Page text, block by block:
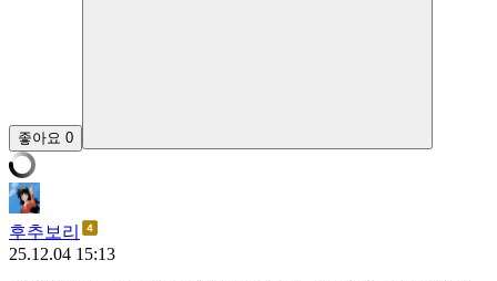
좋아요 0
후추보리
25.12.04 15:13